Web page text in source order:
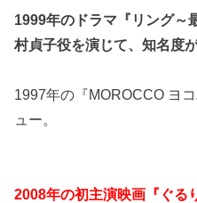
1999年のドラマ『リング～
村貞子役を演じて、知名度
1997年の『MOROCCO ヨ
ュー。
2008年の初主演映画『ぐる